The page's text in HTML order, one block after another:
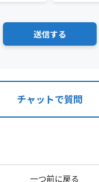
チャットで質問
一つ前に戻る